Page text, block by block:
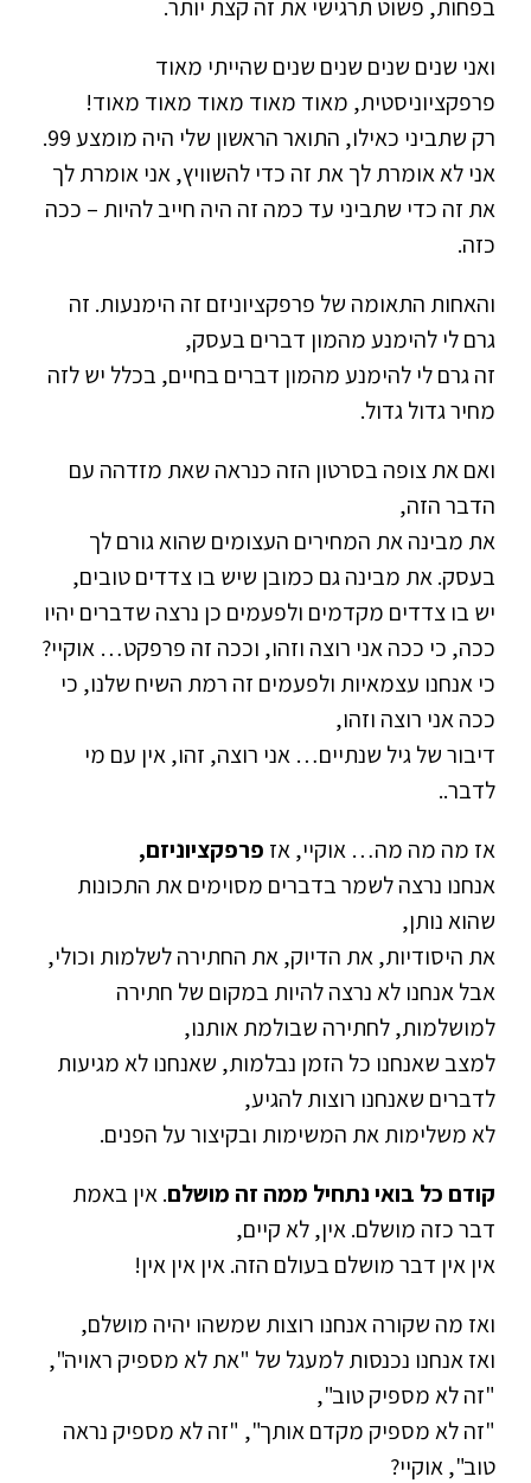
בפחות, פשוט תרגישי את זה קצת יותר.
ואני שנים שנים שנים שנים שהייתי מאוד
פרפקציוניסטית, מאוד מאוד מאוד מאוד מאוד!
רק שתביני כאילו, התואר הראשון שלי היה מומצע 99.
אני לא אומרת לך את זה כדי להשוויץ, אני אומרת לך
את זה כדי שתביני עד כמה זה היה חייב להיות – ככה
כזה.
והאחות התאומה של פרפקציוניזם זה הימנעות. זה
גרם לי להימנע מהמון דברים בעסק,
זה גרם לי להימנע מהמון דברים בחיים, בכלל יש לזה
מחיר גדול גדול.
ואם את צופה בסרטון הזה כנראה שאת מזדהה עם
הדבר הזה,
את מבינה את המחירים העצומים שהוא גורם לך
בעסק. את מבינה גם כמובן שיש בו צדדים טובים,
יש בו צדדים מקדמים ולפעמים כן נרצה שדברים יהיו
ככה, כי ככה אני רוצה וזהו, וככה זה פרפקט… אוקיי?
כי אנחנו עצמאיות ולפעמים זה רמת השיח שלנו, כי
ככה אני רוצה וזהו,
דיבור של גיל שנתיים… אני רוצה, זהו, אין עם מי
לדבר..
אז מה מה מה… אוקיי, אז פרפקציוניזם,
אנחנו נרצה לשמר בדברים מסוימים את התכונות
שהוא נותן,
את היסודיות, את הדיוק, את החתירה לשלמות וכולי,
אבל אנחנו לא נרצה להיות במקום של חתירה
למושלמות, לחתירה שבולמת אותנו,
למצב שאנחנו כל הזמן נבלמות, שאנחנו לא מגיעות
לדברים שאנחנו רוצות להגיע,
לא משלימות את המשימות ובקיצור על הפנים.
קודם כל בואי נתחיל ממה זה מושלם. אין באמת
דבר כזה מושלם. אין, לא קיים,
אין אין דבר מושלם בעולם הזה. אין אין אין!
ואז מה שקורה אנחנו רוצות שמשהו יהיה מושלם,
ואז אנחנו נכנסות למעגל של "את לא מספיק ראויה",
"זה לא מספיק טוב",
"זה לא מספיק מקדם אותך", "זה לא מספיק נראה
טוב", אוקיי?